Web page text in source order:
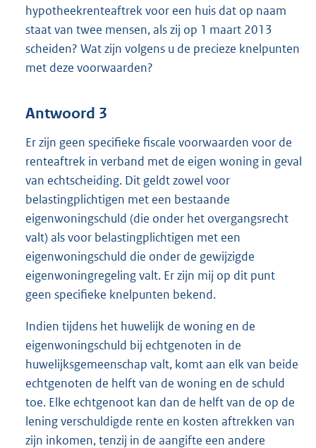
hypotheekrenteaftrek voor een huis dat op naam
staat van twee mensen, als zij op 1 maart 2013
scheiden? Wat zijn volgens u de precieze knelpunten
met deze voorwaarden?
Antwoord 3
Er zijn geen specifieke fiscale voorwaarden voor de
renteaftrek in verband met de eigen woning in geval
van echtscheiding. Dit geldt zowel voor
belastingplichtigen met een bestaande
eigenwoningschuld (die onder het overgangsrecht
valt) als voor belastingplichtigen met een
eigenwoningschuld die onder de gewijzigde
eigenwoningregeling valt. Er zijn mij op dit punt
geen specifieke knelpunten bekend.
Indien tijdens het huwelijk de woning en de
eigenwoningschuld bij echtgenoten in de
huwelijksgemeenschap valt, komt aan elk van beide
echtgenoten de helft van de woning en de schuld
toe. Elke echtgenoot kan dan de helft van de op de
lening verschuldigde rente en kosten aftrekken van
zijn inkomen, tenzij in de aangifte een andere